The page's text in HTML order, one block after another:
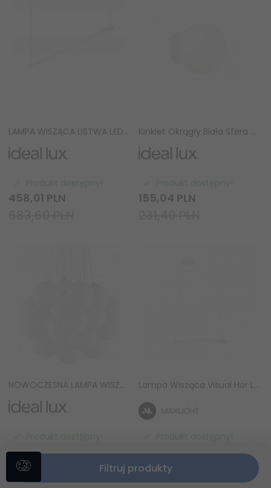
LAMPA WISZĄCA LISTWA LED NAD STÓŁ BIAŁA YOKO SP IDEAL LUX 258898
458,01 PLN
Kinkiet Okrągły Biała Sfera MAPA BIANCO AP1 059808 IDEAL LUX
155,04 PLN
NOWOCZESNA LAMPA WISZĄCA SZKLANE KULE MAPA PLUS SP22 IDEAL LUX BIAŁA 140230
2360,61PLN
3523,30 PLN
Lampa Wisząca Visual Hor LED 22W Biała 60cm IP44 Maxlight P0651
520,00PLN
650,00 PLN
Filtruj produkty